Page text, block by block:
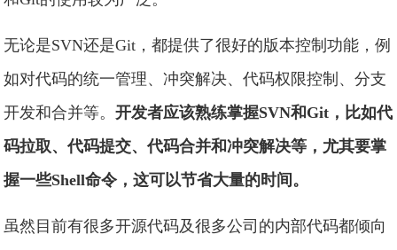
无论是SVN还是Git，都提供了很好的版本控制功能，例
如对代码的统一管理、冲突解决、代码权限控制、分支
开发和合并等。开发者应该熟练掌握SVN和Git，比如代
码拉取、代码提交、代码合并和冲突解决等，尤其要掌
握一些Shell命令，这可以节省大量的时间。
虽然目前有很多开源代码及很多公司的内部代码都倾向